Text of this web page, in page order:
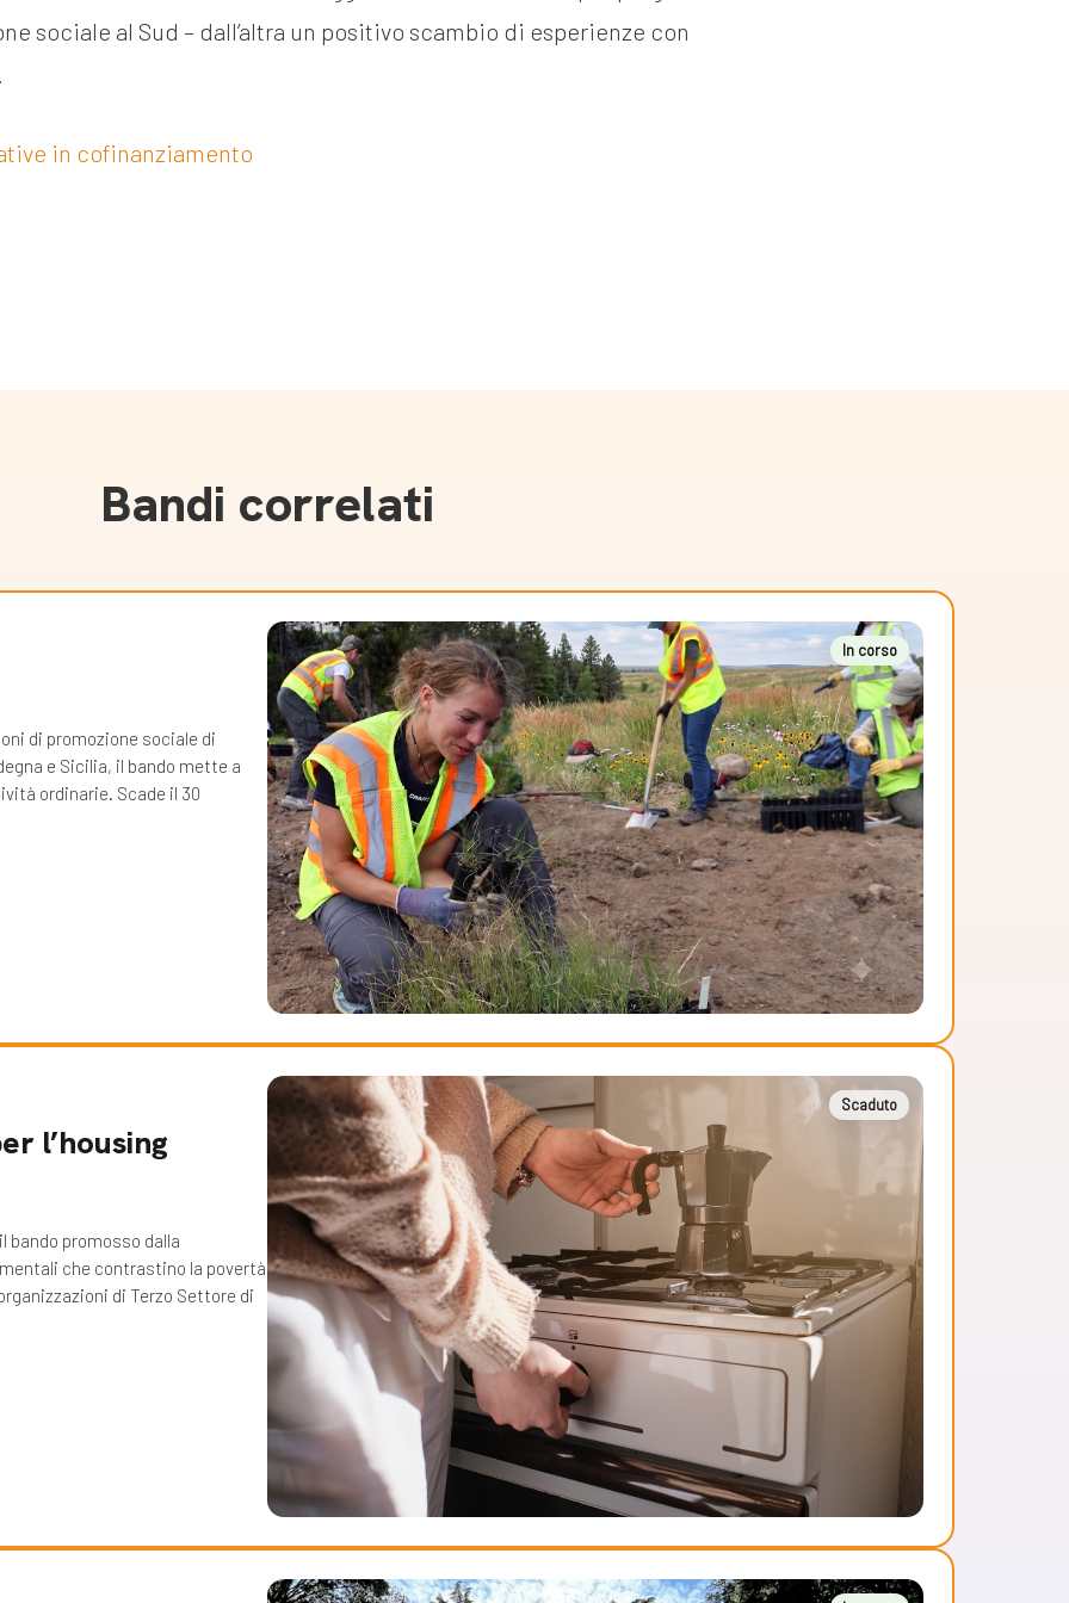
sociale al Sud – dall’altra un positivo scambio di esperienze con
in cofinanziamento
Bandi correlati
di promozione sociale di
e Sicilia, il bando mette a
ordinarie. Scade il 30
In corso
l’housing
bando promosso dalla
che contrastino la povertà
di Terzo Settore di
Scaduto